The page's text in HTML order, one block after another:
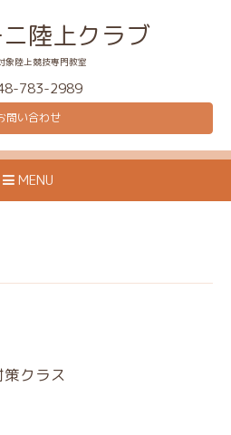
陸上クラブ
象陸上競技専門教室
783-2989
問い合わせ
MENU
クラス